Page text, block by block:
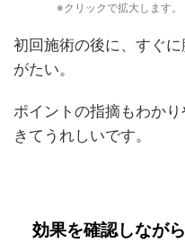
※クリックで拡大します。
初回施術の後に、すぐ
がたい。
ポイントの指摘もわか
きてうれしいです。
効果を確認しなが